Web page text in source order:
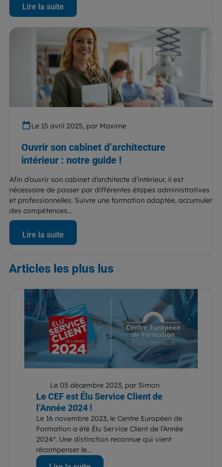
Lire la suite
Le 15 avril 2025, par Maxime
Ouvrir son cabinet d’architecture
intérieur : notre guide !
Afin d’ouvrir son cabinet d’architecte d’intérieur, il est
nécessaire de passer par différentes étapes administratives
et professionnelles. Suivre une formation adaptée, accumuler
des compétences...
Lire la suite
Articles les plus lus
Le 05 décembre 2023, par Simon
Le CEF est Élu Service Client de
l’Année 2024 !
Le 16 novembre 2023, le Centre Européen de
Formation a été Élu Service Client de l’Année
2024*. Une distinction reconnue qui vient
récompenser le...